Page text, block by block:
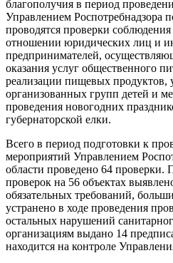
благополучия в период
Управлением Роспотребнадзора
проводятся проверки
отношении юридических лиц и
предпринимателей,
оказания услуг общественного
реализации пищевых продуктов,
организованных групп детей и
проведения новогодних
губернаторской елки.
Всего в период подготовки к
мероприятий Управлением
области проведено 64 проверки.
проверок на 56 объектах
обязательных требований,
устранено в ходе проведения
остальных нарушений
организациям выдано 14
находится на контроле